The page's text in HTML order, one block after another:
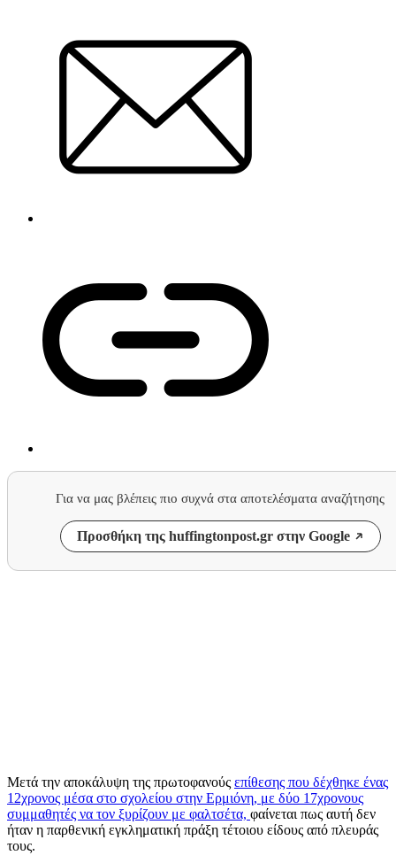
Για να μας βλέπεις πιο συχνά στα αποτελέσματα αναζήτησης
Προσθήκη της huffingtonpost.gr στην Google
Μετά την αποκάλυψη της πρωτοφανούς επίθεσης που δέχθηκε ένας
12χρονος μέσα στο σχολείου στην Ερμιόνη, με δύο 17χρονους
συμμαθητές να τον ξυρίζουν με φαλτσέτα, φαίνεται πως αυτή δεν
ήταν η παρθενική εγκληματική πράξη τέτοιου είδους από πλευράς
τους.